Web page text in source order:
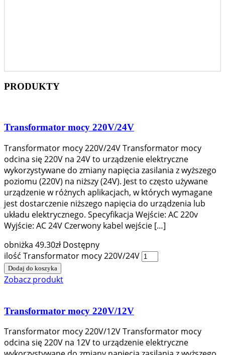
PRODUKTY
Transformator mocy 220V/24V
Transformator mocy 220V/24V Transformator mocy
odcina się 220V na 24V to urządzenie elektryczne
wykorzystywane do zmiany napięcia zasilania z wyższego
poziomu (220V) na niższy (24V). Jest to często używane
urządzenie w różnych aplikacjach, w których wymagane
jest dostarczenie niższego napięcia do urządzenia lub
układu elektrycznego. Specyfikacja Wejście: AC 220v
Wyjście: AC 24V Czerwony kabel wejście […]
obniżka 49.30zł Dostępny
ilość Transformator mocy 220V/24V
Dodaj do koszyka
Zobacz produkt
Transformator mocy 220V/12V
Transformator mocy 220V/12V Transformator mocy
odcina się 220V na 12V to urządzenie elektryczne